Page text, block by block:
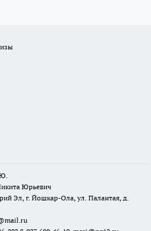
Юрьевич
Эл, г. Йошкар-Ола, ул. Палантая, д.